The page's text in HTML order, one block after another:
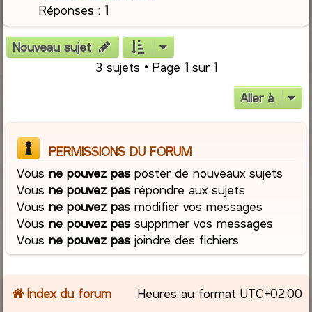
Réponses :1
Nouveau sujet
3 sujets • Page 1sur 1
Aller à
PERMISSIONS DU FORUM
Vousne pouvez pas poster de nouveaux sujets
Vousne pouvez pas répondre aux sujets
Vousne pouvez pas modifier vos messages
Vousne pouvez pas supprimer vos messages
Vousne pouvez pas joindre des fichiers
Index du forum Heures au format UTC+02:00